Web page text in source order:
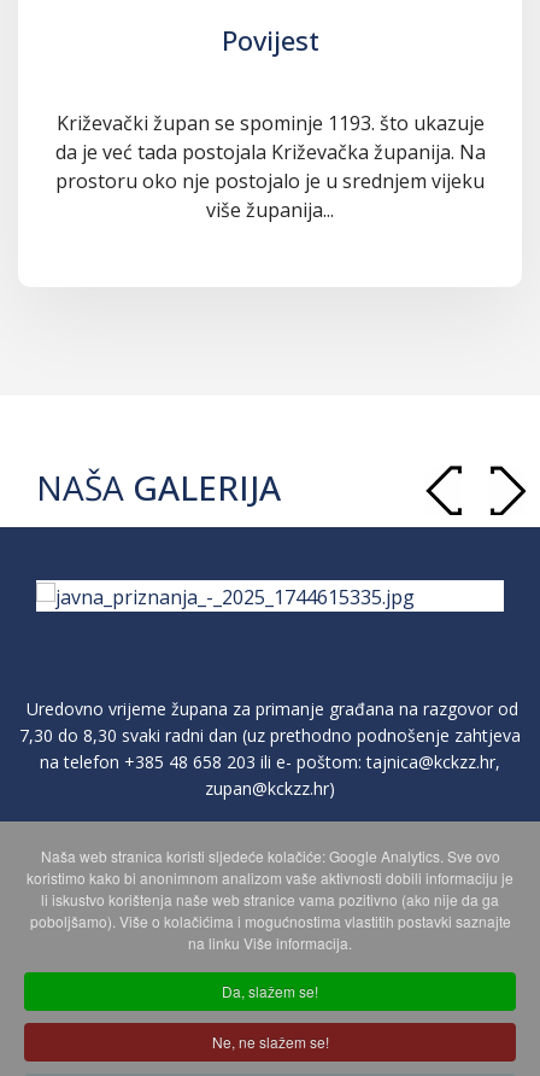
Povijest
Križevački župan se spominje 1193. što ukazuje
da je već tada postojala Križevačka županija. Na
prostoru oko nje postojalo je u srednjem vijeku
više županija...
NAŠA GALERIJA
Uredovno vrijeme župana za primanje građana na razgovor od
7,30 do 8,30 svaki radni dan (uz prethodno podnošenje zahtjeva
na telefon +385 48 658 203 ili e- poštom:tajnica@kckzz.hr,
zupan@kckzz.hr)
POLITIKA ZAŠTITE PRIVATNOSTI OSOBNIH PODATAKA
MAPA WEBA
Copyright © 2026 Koprivničko - križevačka županija. Sva prava
zadržana.
Naša web stranica koristi sljedeće kolačiće: Google Analytics. Sve ovo
koristimo kako bi anonimnom analizom vaše aktivnosti dobili informaciju je
li iskustvo korištenja naše web stranice vama pozitivno (ako nije da ga
poboljšamo). Više o kolačićima i mogućnostima vlastitih postavki saznajte
na linku Više informacija.
Da, slažem se!
Ne, ne slažem se!